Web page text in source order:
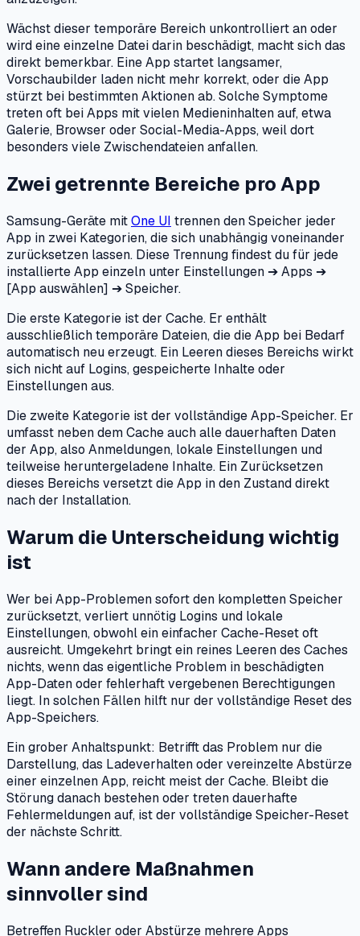
Wächst dieser temporäre Bereich unkontrolliert an oder
wird eine einzelne Datei darin beschädigt, macht sich das
direkt bemerkbar. Eine App startet langsamer,
Vorschaubilder laden nicht mehr korrekt, oder die App
stürzt bei bestimmten Aktionen ab. Solche Symptome
treten oft bei Apps mit vielen Medieninhalten auf, etwa
Galerie, Browser oder Social-Media-Apps, weil dort
besonders viele Zwischendateien anfallen.
Zwei getrennte Bereiche pro App
Samsung-Geräte mitOne UI trennen den Speicher jeder
App in zwei Kategorien, die sich unabhängig voneinander
zurücksetzen lassen. Diese Trennung findest du für jede
installierte App einzeln unter Einstellungen ➔ Apps ➔
[App auswählen] ➔ Speicher.
Die erste Kategorie ist der Cache. Er enthält
ausschließlich temporäre Dateien, die die App bei Bedarf
automatisch neu erzeugt. Ein Leeren dieses Bereichs wirkt
sich nicht auf Logins, gespeicherte Inhalte oder
Einstellungen aus.
Die zweite Kategorie ist der vollständige App-Speicher. Er
umfasst neben dem Cache auch alle dauerhaften Daten
der App, also Anmeldungen, lokale Einstellungen und
teilweise heruntergeladene Inhalte. Ein Zurücksetzen
dieses Bereichs versetzt die App in den Zustand direkt
nach der Installation.
Warum die Unterscheidung wichtig
ist
Wer bei App-Problemen sofort den kompletten Speicher
zurücksetzt, verliert unnötig Logins und lokale
Einstellungen, obwohl ein einfacher Cache-Reset oft
ausreicht. Umgekehrt bringt ein reines Leeren des Caches
nichts, wenn das eigentliche Problem in beschädigten
App-Daten oder fehlerhaft vergebenen Berechtigungen
liegt. In solchen Fällen hilft nur der vollständige Reset des
App-Speichers.
Ein grober Anhaltspunkt: Betrifft das Problem nur die
Darstellung, das Ladeverhalten oder vereinzelte Abstürze
einer einzelnen App, reicht meist der Cache. Bleibt die
Störung danach bestehen oder treten dauerhafte
Fehlermeldungen auf, ist der vollständige Speicher-Reset
der nächste Schritt.
Wann andere Maßnahmen
sinnvoller sind
Betreffen Ruckler oder Abstürze mehrere Apps